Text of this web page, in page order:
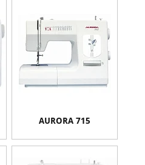
AURORA 715